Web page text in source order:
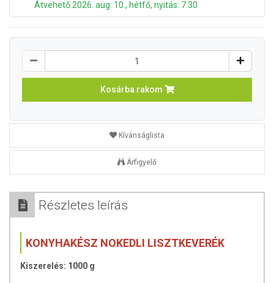
Átvehető 2026. aug. 10., hétfő, nyitás: 7:30
Kosárba rakom
Kívánságlista
Árfigyelő
Részletes leírás
KONYHAKÉSZ NOKEDLI LISZTKEVERÉK
Kiszerelés: 1000 g